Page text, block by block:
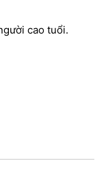
cao tuổi.